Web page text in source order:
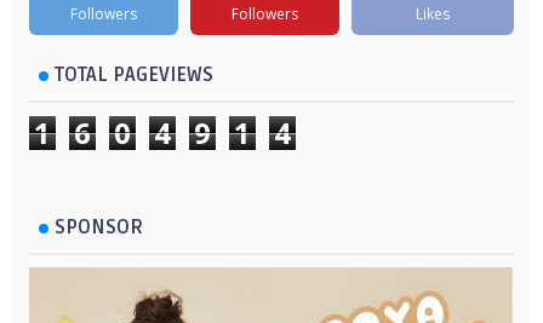
Followers Followers Likes
TOTAL PAGEVIEWS
1 6 0 4 9 1 4
SPONSOR